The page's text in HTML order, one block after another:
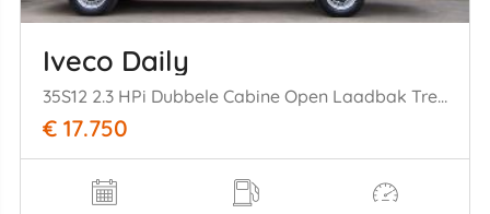
Iveco Daily
35S12 2.3 HPi Dubbele Cabine Open Laadbak Trekhaak 85KW Euro 6
€ 17.750